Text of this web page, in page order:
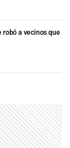
robó a vecinos que